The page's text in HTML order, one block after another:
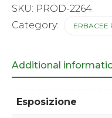
SKU: PROD-2264
Category:
ERBACEE
Additional
Esposizione